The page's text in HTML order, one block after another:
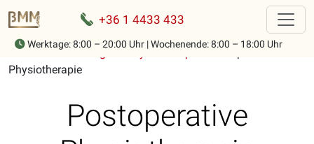
+36 1 4433 433
Werktage: 8:00 – 20:00 Uhr | Wochenende: 8:00 – 18:00 Uhr
Home Behandlungen Physiotherapie
Postoperative
Physiotherapie
Postoperative